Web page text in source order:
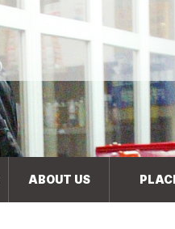
ABOUT US